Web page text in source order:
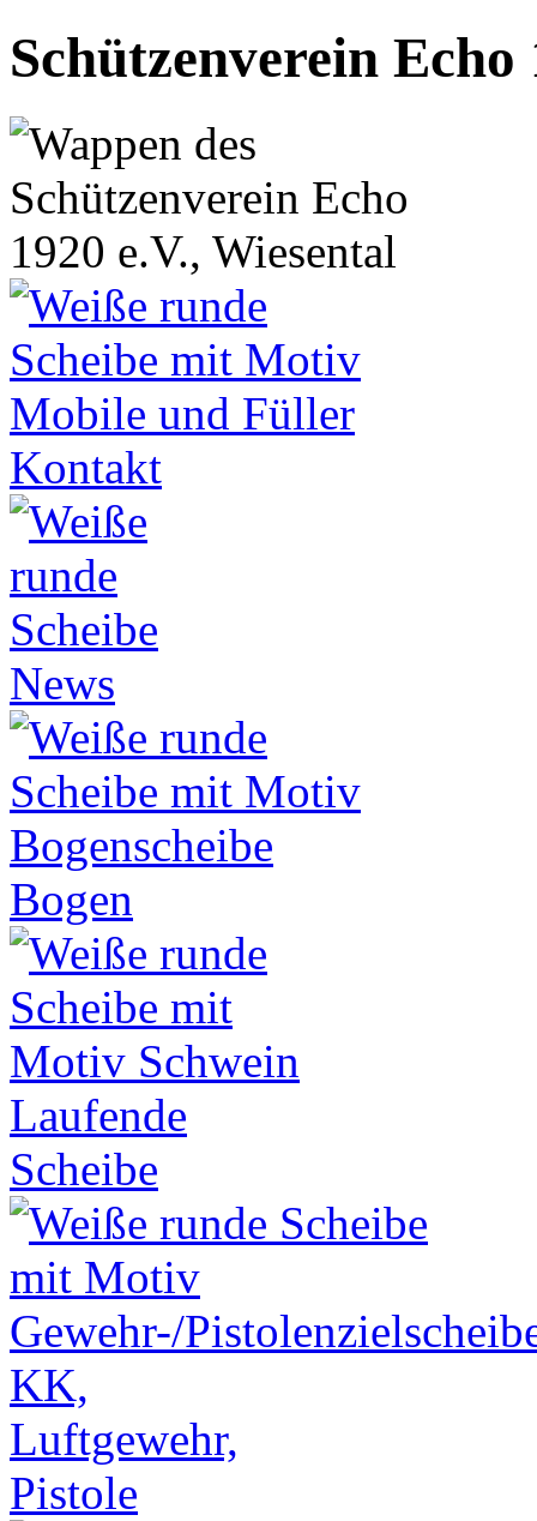
Schützenverein Echo
Kontakt
News
Bogen
Laufende
Scheibe
KK,
Luftgewehr,
Pistole